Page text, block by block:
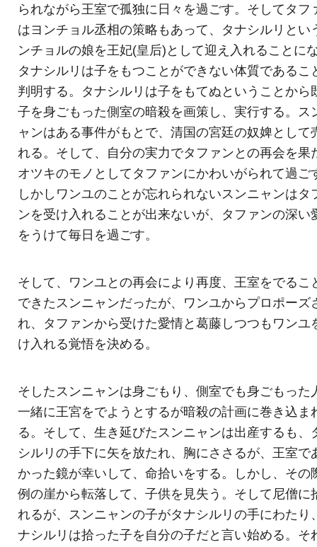
られながら王室で孤独に日々を過ごす。そしてタフ
はヨンチョル丞相の策略もあって、タナシルリとい
ンチョルの娘を王妃(皇后)として迎え入れることに
タナシルリは子をもつことができない体質であるこ
判明する。タナシルリは子をもてぬということから
子を身ごもった側室の暗殺を画策し、実行する。ス
ャンはある事件がもとで、清国の宮廷の奴婢として
れる。そして、自分の実力でタファンとの再会を果
オツキのモノとしてタファンにかわいがられて過ご
しかしワンユのことが忘れられないスンニャンはタ
ンを受け入れることが出来ないが、タファンの深い
をうけて毎日を過ごす。
そして、ワンユとの再会により再度、王室をでるこ
できたスンニャンだったが、ワンユからプロポーズ
れ、タファンから受けた愛情と葛藤しつつもワンユ
け入れる覚悟を決める。
そしたスンニャンは身ごもり、側室でも身ごもった
一緒に王宮をでようとするが暗殺の計画に巻き込ま
る。そして、生き延びたスンニャンは出産するも、
シルリの手下に矢を放たれ、胸にささるが、王室で
かった鏡が幸いして、命拾いをする。しかし、その
例の崖から転落して、子供を見失う。そして尼僧に
れるが、スンニャンの子がタナシルリの手にわたり
ナシルリは拾った子を自分の子だと言い始める。そ